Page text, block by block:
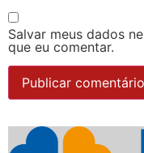
Salvar meus dados
que eu comentar.